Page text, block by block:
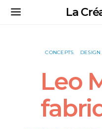
La
CONCEPTS DESIGN
Leo